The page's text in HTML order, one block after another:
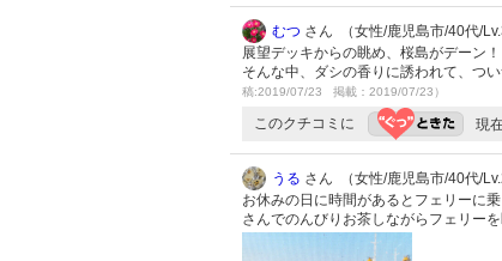
むつ さん （女性/鹿児島市/40代/
展望デッキからの眺め、桜島がデーン
そんな中、ダシの香りに誘われて、つ
稿:2019/07/23 掲載：2019/07/23）
このクチコミに 現
うる さん （女性/鹿児島市/40代/
お休みの日に時間があるとフェリーに
さんでのんびりお茶しながらフェリー